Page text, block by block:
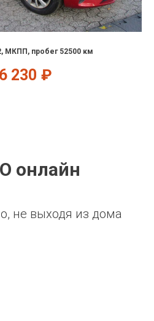
МКПП, пробег 52500 км
230 ₽
онлайн
не выходя из дома